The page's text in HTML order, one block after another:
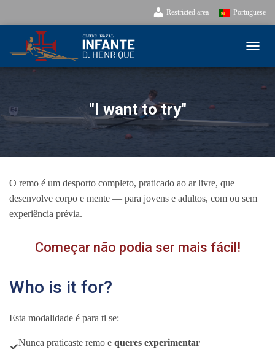
Restricted area Portuguese
"I want to try"
O remo é um desporto completo, praticado ao ar livre, que
desenvolve corpo e mente — para jovens e adultos, com ou sem
experiência prévia.
Começar não podia ser mais fácil!
Who is it for?
Esta modalidade é para ti se:
Nunca praticaste remo e queres experimentar